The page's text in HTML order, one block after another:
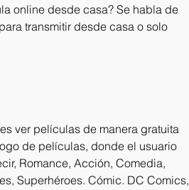
online desde casa? Se habla de
transmitir desde casa o solo
ver películas de manera gratuita
de películas, donde el usuario
Romance, Acción, Comedia,
Superhéroes. Cómic. DC Comics,